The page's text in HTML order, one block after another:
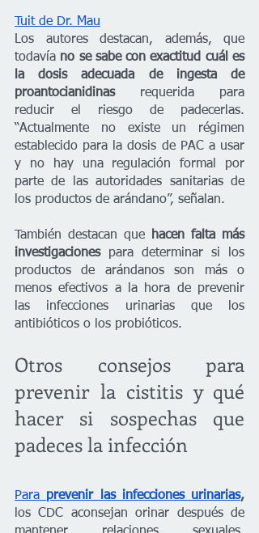
Tuit de Dr. Mau
Los autores destacan, además, que
todavía no se sabe con exactitud cuál es
la dosis adecuada de ingesta de
proantocianidinas requerida para
reducir el riesgo de padecerlas.
“Actualmente no existe un régimen
establecido para la dosis de PAC a usar
y no hay una regulación formal por
parte de las autoridades sanitarias de
los productos de arándano”, señalan.
También destacan que
hacen falta más
investigaciones para determinar si los
productos de arándanos son más o
menos efectivos a la hora de prevenir
las infecciones urinarias que los
antibióticos o los probióticos.
Otros consejos para
prevenir la cistitis y qué
hacer si sospechas que
padeces la infección
Para prevenir las infecciones urinarias
los CDC aconsejan orinar después de